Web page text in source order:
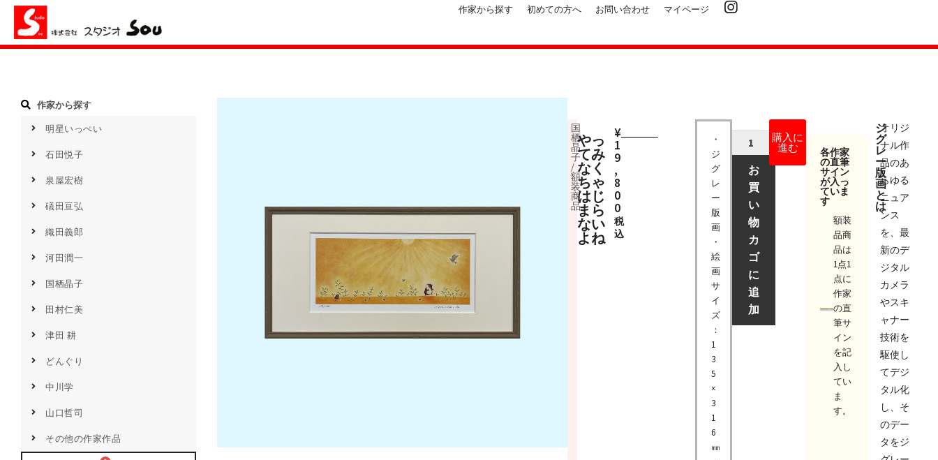
作家から探す 初めての方へ お問い合わせ マイページ
作家から探す
明星いっぺい
石田悦子​
泉屋宏樹
礒田亘弘
織田義郎
河田潤一
国栖晶子​
田村仁美
津田 耕
どんぐり
中川学
山口哲司
その他の作家作品
国
栖
晶
子
/
額
装
商
品
やっ
てみ
なく
ちゃ
はじ
まら
ない
よね
¥
1
9
,
8
0
0
税
込
・
ジ
グ
レ
ー
版
画
・
絵
画
サ
イ
ズ
：
1
3
5
×
3
1
6
㎜
お
買
い
物
カ
ゴ
に
追
加
購入に
進む 各作家
の直筆
サイン
が入っ
ていま
す
額装
品商
品は
1点1
点に
作家
の直
筆サ
イン
を記
入し
てい
ま
す。
ジ
グ
レ
ー
版
画
と
は
オリジ
ナル作
品のあ
らゆる
ニュア
ンス
を、最
新のデ
ジタル
カメラ
やスキ
ャナー
技術を
駆使し
てデジ
タル化
し、そ
のデー
タをジ